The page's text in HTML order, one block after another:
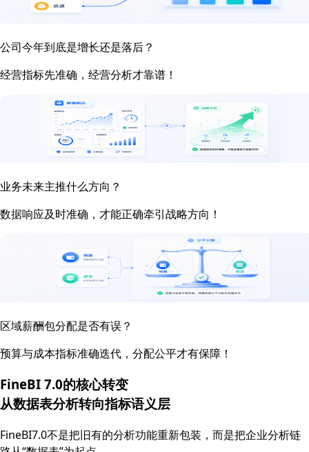
公司今年到底是增长还是落后？
经营指标先准确，经营分析才靠谱！
业务未来主推什么方向？
数据响应及时准确，才能正确牵引战略方向！
区域薪酬包分配是否有误？
预算与成本指标准确迭代，分配公平才有保障！
FineBI 7.0的核心转变
从数据表分析转向指标语义层
FineBI7.0不是把旧有的分析功能重新包装，而是把企业分析链